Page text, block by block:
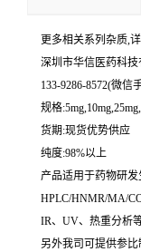
更多相关系列杂质,
深圳市华信医药科
133-9286-8572(微信
规格
货期:现货优势供应
纯度:98%以上
产品适用于药物研
HPLC/HNMR/MA/
IR、UV、热重分析
另外我司可提供参